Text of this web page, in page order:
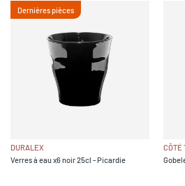
Dernières pièces
DURALEX
Verres à eau x6 noir 25cl - Picardie
CÔTÉ